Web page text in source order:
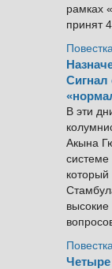
рамках
принят
Сигнал
В эти
Акына
системе
Четыре